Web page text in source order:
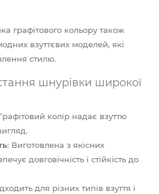
графітового кольору також
взуттєвих моделей, які
стилю.
шнурівки широкої
колір надає взуттю
: Виготовлена з якісних
довговічність і стійкість до
для різних типів взуття і